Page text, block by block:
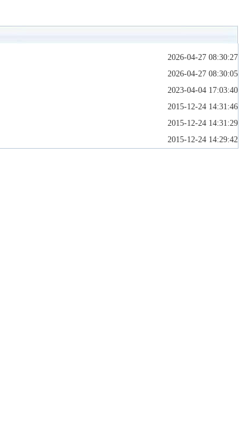
2026-04-27 08:30:27
2026-04-27 08:30:05
2023-04-04 17:03:40
2015-12-24 14:31:46
2015-12-24 14:31:29
2015-12-24 14:29:42